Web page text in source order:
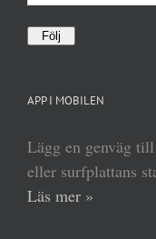
Följ
APP I MOBILEN
Lägg en genväg
eller surfplattans
Läs mer »